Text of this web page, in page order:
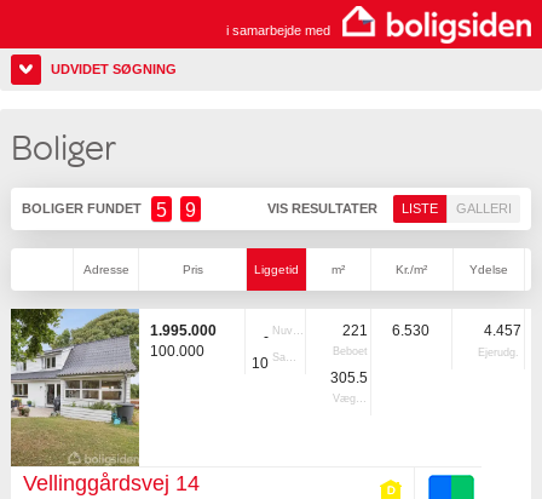
i samarbejde med
UDVIDET SØGNING
Boliger
BOLIGER FUNDET 5 9 VIS RESULTATER LISTE GALLERI
Adresse Pris Liggetid m² Kr./m² Ydelse
1.995.000
100.000
- Nuvær.
10 Samlet
221
Beboet
305.5
Vægtet
6.530 4.457
Ejerudg.
Vellinggårdsvej 14